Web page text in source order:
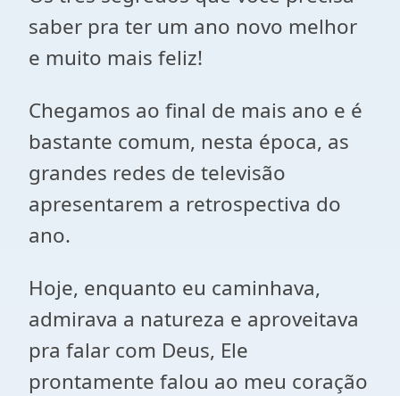
saber pra ter um ano novo melhor
e muito mais feliz!
Chegamos ao final de mais ano e é
bastante comum, nesta época, as
grandes redes de televisão
apresentarem a retrospectiva do
ano.
Hoje, enquanto eu caminhava,
admirava a natureza e aproveitava
pra falar com Deus, Ele
prontamente falou ao meu coração